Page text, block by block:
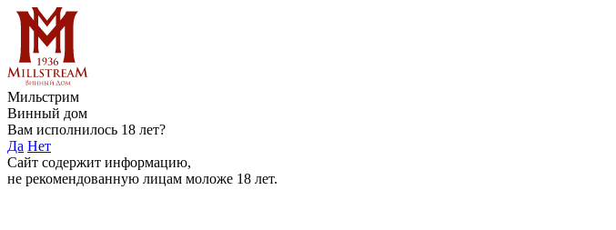
Мильстрим
Винный дом
Вам исполнилось 18 лет?
Да Нет
Сайт содержит информацию,
не рекомендованную лицам моложе 18 лет.